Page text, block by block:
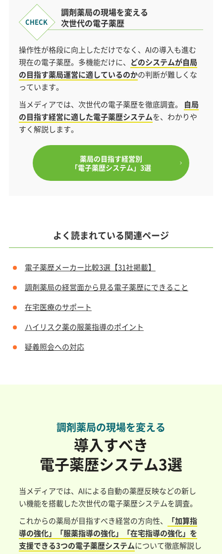
調剤薬局の現場を変える
次世代の電子薬歴
操作性が格段に向上しただけでなく、AIの導入も進む
現在の電子薬歴。多機能だけに、 どのシステムが自局
の目指す薬局運営に適しているのかの判断が難しくな
っています。
当メディアでは、次世代の電子薬歴を徹底調査。 自局
の目指す経営に適した電子薬歴システムを、わかりや
すく解説します。
薬局の目指す経営別
「電子薬歴システム」3選
よく読まれている関連ページ
電子薬歴メーカー比較3選【31社掲載】
調剤薬局の経営面から見る電子薬歴にできること
在宅医療のサポート
ハイリスク薬の服薬指導のポイント
疑義照会への対応
調剤薬局の現場を変える
導入すべき
電子薬歴システム3選
当メディアでは、AIによる自動の薬歴反映などの新し
い機能を搭載した次世代の電子薬歴システムを調査。
これからの薬局が目指すべき経営の方向性、
「加算指
導の強化」「服薬指導の強化」「在宅指導の強化」を
支援できる3つの電子薬歴システムについて徹底解説し